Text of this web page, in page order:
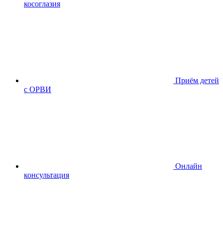
косоглазия
Приём детей
с ОРВИ
Онлайн
консультация